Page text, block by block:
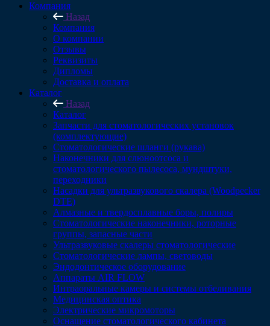
Компания
Назад
Компания
О компании
Отзывы
Реквизиты
Дипломы
Доставка и оплата
Каталог
Назад
Каталог
Запчасти для стоматологических установок
(комплектующие)
Стоматологические шланги (рукава)
Наконечники для слюноотсоса и
стоматологического пылесоса, мундштуки,
переходники
Насадки для ультразвукового скалера (Woodpecker
DTE)
Алмазные и твердосплавные боры, полиры
Стоматологические наконечники, роторные
группы, запасные части
Ультразвуковые скалеры стоматологические
Стоматологические лампы, световоды
Эндодонтическое оборудование
Аппараты AIR FLOW
Интраоральные камеры и системы отбеливания
Медицинская оптика
Электрические микромоторы
Оснащение стоматологического кабинета